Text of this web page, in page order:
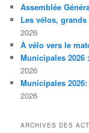
Assemblée
Les vélos, grands
2026
À vélo vers le
Municipales 2026
2026
Municipales
2026
ARCHIVES DES